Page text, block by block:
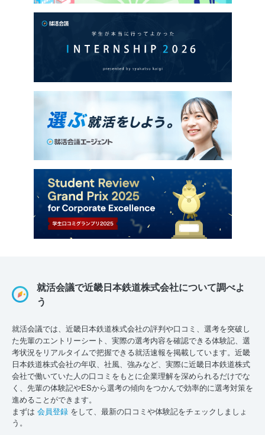
就活会議で近畿日本鉄道株式会社について調べよ
う
就活会議では、近畿日本鉄道株式会社の評判や口コミ、選考を突破し
た先輩のエントリーシート、実際の選考内容を確認できる体験記、選
考状況をリアルタイムで把握できる就活速報を掲載しています。近畿
日本鉄道株式会社の年収、社風、強みなど、実際に近畿日本鉄道株式
会社で働いていた人の口コミをもとに企業理解を深められるだけでな
く、先輩の体験記やESから選考の傾向をつかんで効率的に選考対策を
進めることができます。
まずは 会員登録 をして、最新の口コミや体験記をチェックしましょ
う。